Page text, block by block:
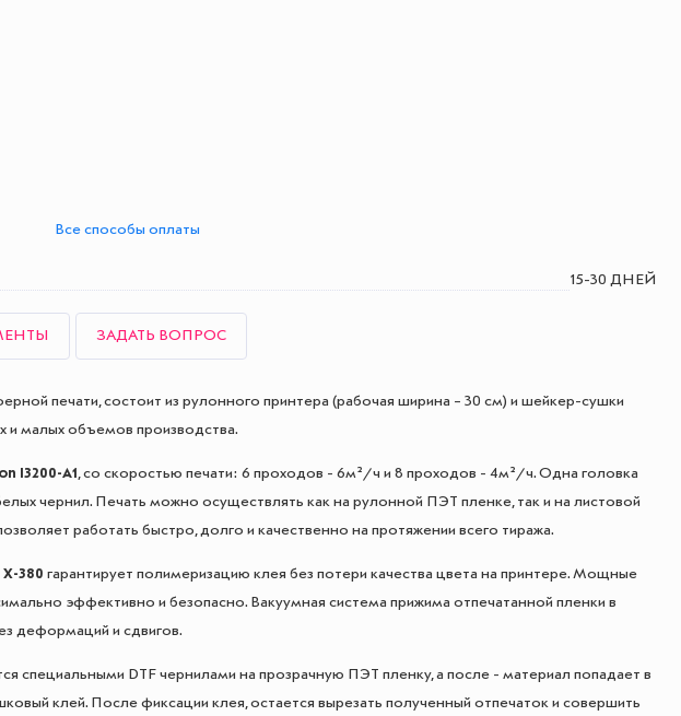
Все способы оплаты
15-30 ДНЕЙ
ЗАДАТЬ ВОПРОС
печати, состоит из рулонного принтера (рабочая ширина – 30 см) и шейкер-сушки
и малых объемов производства.
I3200-A1 , со скоростью печати: 6 проходов - 6м²/ч и 8 проходов - 4м²/ч. Одна головка
чернил. Печать можно осуществлять как на рулонной ПЭТ пленке, так и на листовой
работать быстро, долго и качественно на протяжении всего тиража.
380 гарантирует полимеризацию клея без потери качества цвета на принтере. Мощные
эффективно и безопасно. Вакуумная система прижима отпечатанной пленки в
деформаций и сдвигов.
специальными DTF чернилами на прозрачную ПЭТ пленку, а после - материал попадает в
клей. После фиксации клея, остается вырезать полученный отпечаток и совершить